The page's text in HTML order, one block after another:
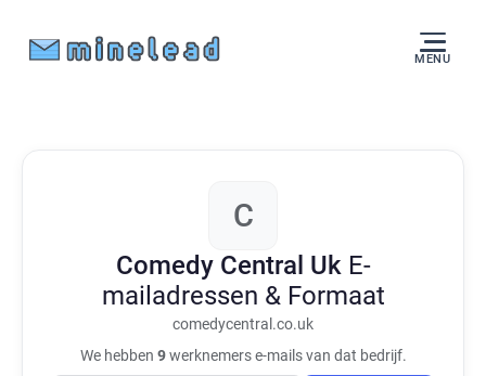
MENU
C
Comedy Central Uk E-
mailadressen & Formaat
comedycentral.co.uk
We hebben 9werknemers e-mails van dat bedrijf.